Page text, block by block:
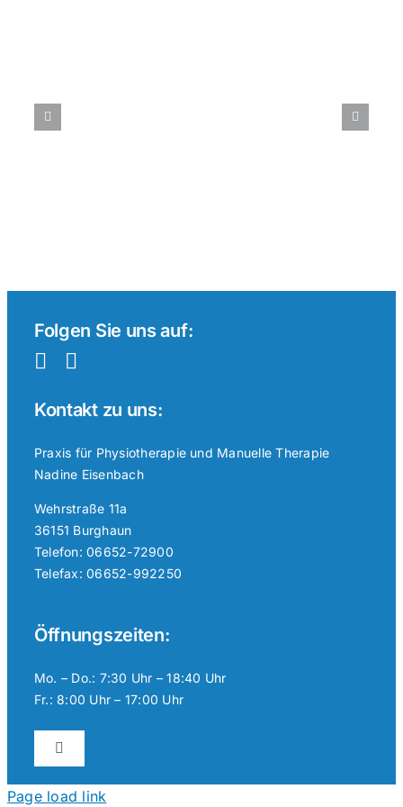
Folgen Sie uns auf:
Kontakt zu uns:
Praxis für Physiotherapie und Manuelle Therapie
Nadine Eisenbach
Wehrstraße 11a
36151 Burghaun
Telefon: 06652-72900
Telefax: 06652-992250
Öffnungszeiten:
Mo. – Do.: 7:30 Uhr – 18:40 Uhr
Fr.: 8:00 Uhr – 17:00 Uhr
Toggle
Datenschutzerklärung
Page load link